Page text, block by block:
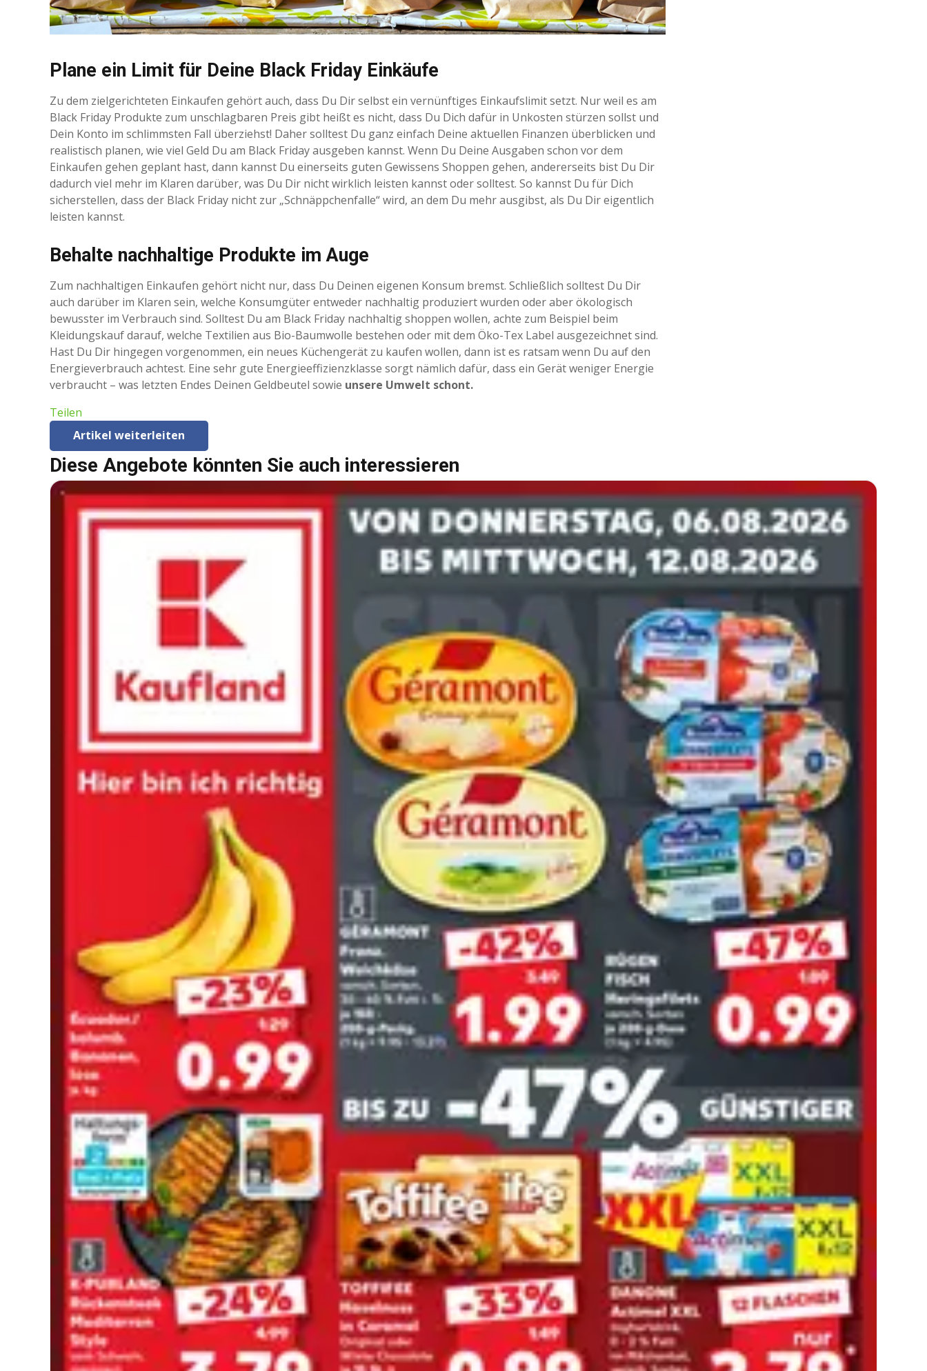
Plane ein Limit für Deine Black Friday Einkäufe
Zu dem zielgerichteten Einkaufen gehört auch, dass Du Dir selbst ein vernünftiges Einkaufslimit setzt. Nur weil es am
Black Friday Produkte zum unschlagbaren Preis gibt heißt es nicht, dass Du Dich dafür in Unkosten stürzen sollst und
Dein Konto im schlimmsten Fall überziehst! Daher solltest Du ganz einfach Deine aktuellen Finanzen überblicken und
realistisch planen, wie viel Geld Du am Black Friday ausgeben kannst. Wenn Du Deine Ausgaben schon vor dem
Einkaufen gehen geplant hast, dann kannst Du einerseits guten Gewissens Shoppen gehen, andererseits bist Du Dir
dadurch viel mehr im Klaren darüber, was Du Dir nicht wirklich leisten kannst oder solltest. So kannst Du für Dich
sicherstellen, dass der Black Friday nicht zur „Schnäppchenfalle“ wird, an dem Du mehr ausgibst, als Du Dir eigentlich
leisten kannst.
Behalte nachhaltige Produkte im Auge
Zum nachhaltigen Einkaufen gehört nicht nur, dass Du Deinen eigenen Konsum bremst. Schließlich solltest Du Dir
auch darüber im Klaren sein, welche Konsumgüter entweder nachhaltig produziert wurden oder aber ökologisch
bewusster im Verbrauch sind. Solltest Du am Black Friday nachhaltig shoppen wollen, achte zum Beispiel beim
Kleidungskauf darauf, welche Textilien aus Bio-Baumwolle bestehen oder mit dem Öko-Tex Label ausgezeichnet sind.
Hast Du Dir hingegen vorgenommen, ein neues Küchengerät zu kaufen wollen, dann ist es ratsam wenn Du auf den
Energieverbrauch achtest. Eine sehr gute Energieeffizienzklasse sorgt nämlich dafür, dass ein Gerät weniger Energie
verbraucht – was letzten Endes Deinen Geldbeutel sowie unsere Umwelt schont.
Teilen
Artikel weiterleiten
Diese Angebote könnten Sie auch interessieren